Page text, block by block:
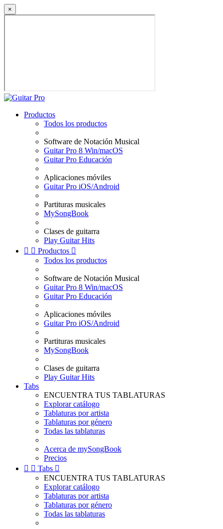
×
Productos
Todos los productos
Software de Notación Musical
Guitar Pro 8 Win/macOS
Guitar Pro Educación
Aplicaciones móviles
Guitar Pro iOS/Android
Partituras musicales
MySongBook
Clases de guitarra
Play Guitar Hits
  Productos 
Todos los productos
Software de Notación Musical
Guitar Pro 8 Win/macOS
Guitar Pro Educación
Aplicaciones móviles
Guitar Pro iOS/Android
Partituras musicales
MySongBook
Clases de guitarra
Play Guitar Hits
Tabs
ENCUENTRA TUS TABLATURAS
Explorar catálogo
Tablaturas por artista
Tablaturas por género
Todas las tablaturas
Acerca de mySongBook
Precios
  Tabs 
ENCUENTRA TUS TABLATURAS
Explorar catálogo
Tablaturas por artista
Tablaturas por género
Todas las tablaturas